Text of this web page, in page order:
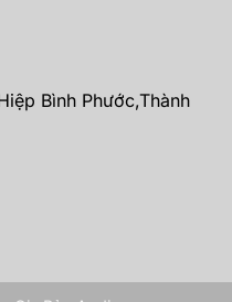
Bình Phước,Thành